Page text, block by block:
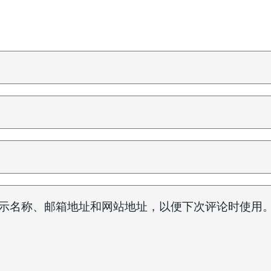
名称、邮箱地址和网站地址，以便下次评论时使用